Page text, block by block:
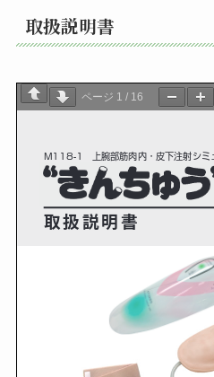
取扱説明書
ページ 1 / 16